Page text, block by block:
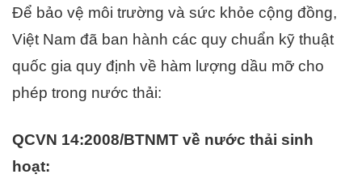
Để bảo vệ môi trường và sức khỏe cộng đồng,
Việt Nam đã ban hành các quy chuẩn kỹ thuật
quốc gia quy định về hàm lượng dầu mỡ cho
phép trong nước thải:
QCVN 14:2008/BTNMT về nước thải sinh
hoạt: